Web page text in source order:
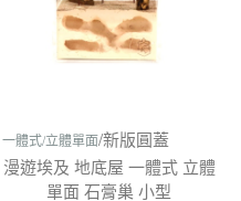
一體式/立體單面/新版圓蓋
漫遊埃及 地底屋 一體式 立體
單面 石膏巢 小型